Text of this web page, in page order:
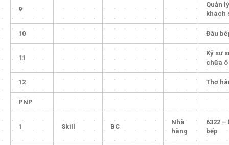
9
Quản lý
khách
10 Đầu
11
Kỹ sư
chữa ô
12 Thợ
PNP
1 Skill BC
Nhà
hàng
6322 –
bếp